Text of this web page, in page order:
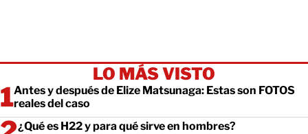
LO MÁS VISTO
Antes y después de Elize Matsunaga: Estas son FOTOS
reales del caso
¿Qué es H22 y para qué sirve en hombres?